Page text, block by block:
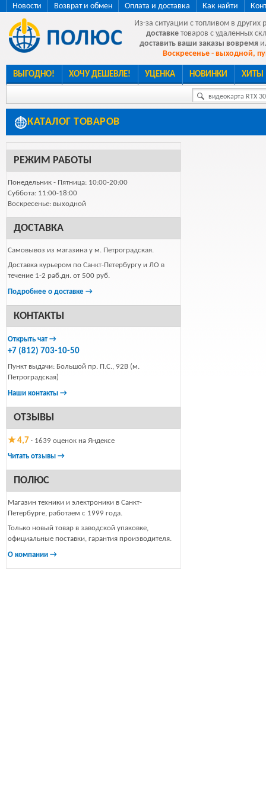
Новости Возврат и обмен Оплата и доставка Как найти
Из-за ситуации с топливом в других
доставке товаров с удаленных
доставить ваши заказы вовремя
Воскресенье - выходной,
ВЫГОДНО! ХОЧУ ДЕШЕВЛЕ! УЦЕНКА НОВИНКИ ХИТЫ
видеокарта RTX
КАТАЛОГ ТОВАРОВ
РЕЖИМ РАБОТЫ
Понедельник - Пятница: 10:00-20:00
Суббота: 11:00-18:00
Воскресенье: выходной
ДОСТАВКА
Самовывоз из магазина у м. Петроградская.
Доставка курьером по Санкт-Петербургу и ЛО в
течение 1-2 раб.дн. от 500 руб.
Подробнее о доставке →
КОНТАКТЫ
Открыть чат →
+7 (812) 703-10-50
Пункт выдачи: Большой пр. П.С., 92В (м.
Петроградская)
Наши контакты →
ОТЗЫВЫ
★ 4,7 · 1639 оценок на Яндексе
Читать отзывы →
ПОЛЮС
Магазин техники и электроники в Санкт-
Петербурге, работаем с 1999 года.
Только новый товар в заводской упаковке,
официальные поставки, гарантия производителя.
О компании →